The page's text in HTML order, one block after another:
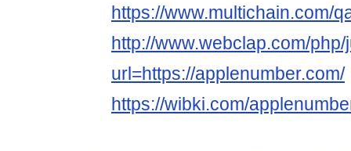
https://www.multichain.com/
http://www.webclap.com/
url=https://applenumber.com/
https://wibki.com/